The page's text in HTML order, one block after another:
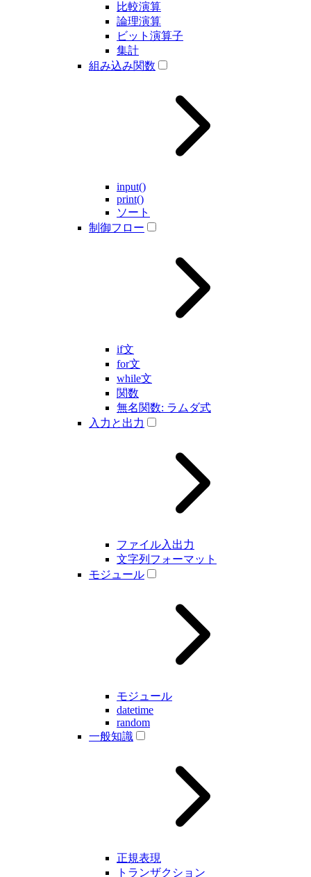
比較演算
論理演算
ビット演算子
集計
組み込み関数
input()
print()
ソート
制御フロー
if文
for文
while文
関数
無名関数: ラムダ式
入力と出力
ファイル入出力
文字列フォーマット
モジュール
モジュール
datetime
random
一般知識
正規表現
トランザクション